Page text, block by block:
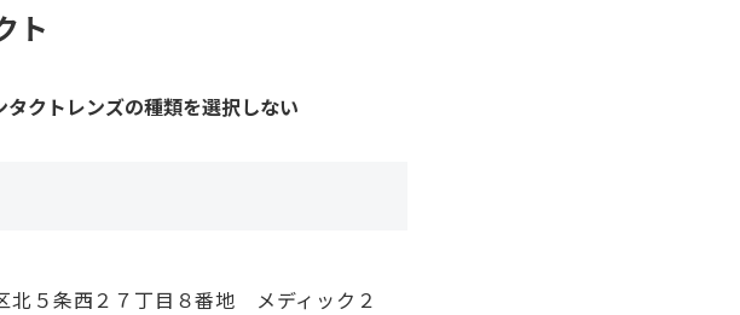
ト
タクトレンズの種類を選択しない
北５条西２７丁目８番地 メディック２